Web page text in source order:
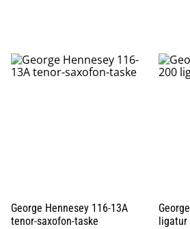
George Hennesey 116-13A
tenor-saxofon-taske
ligatur